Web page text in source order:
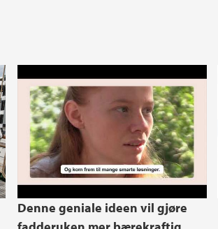
#realutfordring
Denne geniale ideen vil gjøre